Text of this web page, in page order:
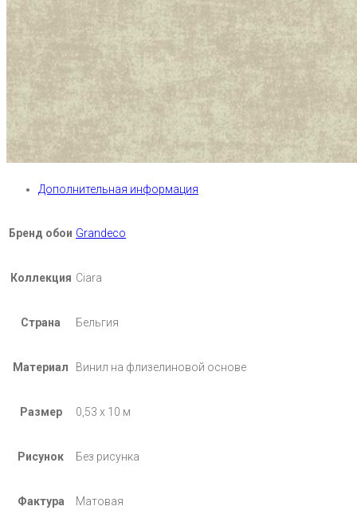
Дополнительная информация
Бренд обои Grandeco
Коллекция Ciara
Страна Бельгия
Материал Винил на флизелиновой основе
Размер 0,53 х 10 м
Рисунок Без рисунка
Фактура Матовая